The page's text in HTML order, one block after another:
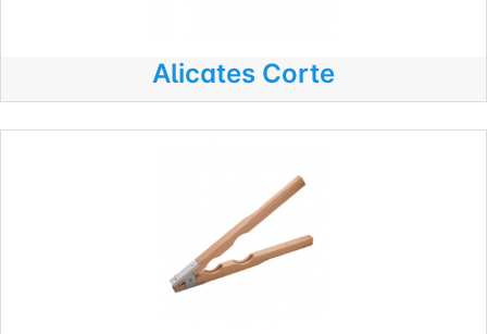
Alicates Corte